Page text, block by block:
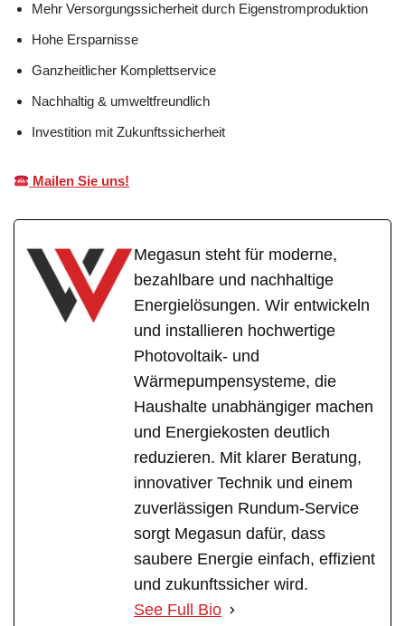
Mehr Versorgungssicherheit durch Eigenstromproduktion
Hohe Ersparnisse
Ganzheitlicher Komplettservice
Nachhaltig & umweltfreundlich
Investition mit Zukunftssicherheit
Mailen Sie uns!
Megasun steht für moderne,
bezahlbare und nachhaltige
Energielösungen. Wir entwickeln
und installieren hochwertige
Photovoltaik- und
Wärmepumpensysteme, die
Haushalte unabhängiger machen
und Energiekosten deutlich
reduzieren. Mit klarer Beratung,
innovativer Technik und einem
zuverlässigen Rundum-Service
sorgt Megasun dafür, dass
saubere Energie einfach, effizient
und zukunftssicher wird.
See Full Bio